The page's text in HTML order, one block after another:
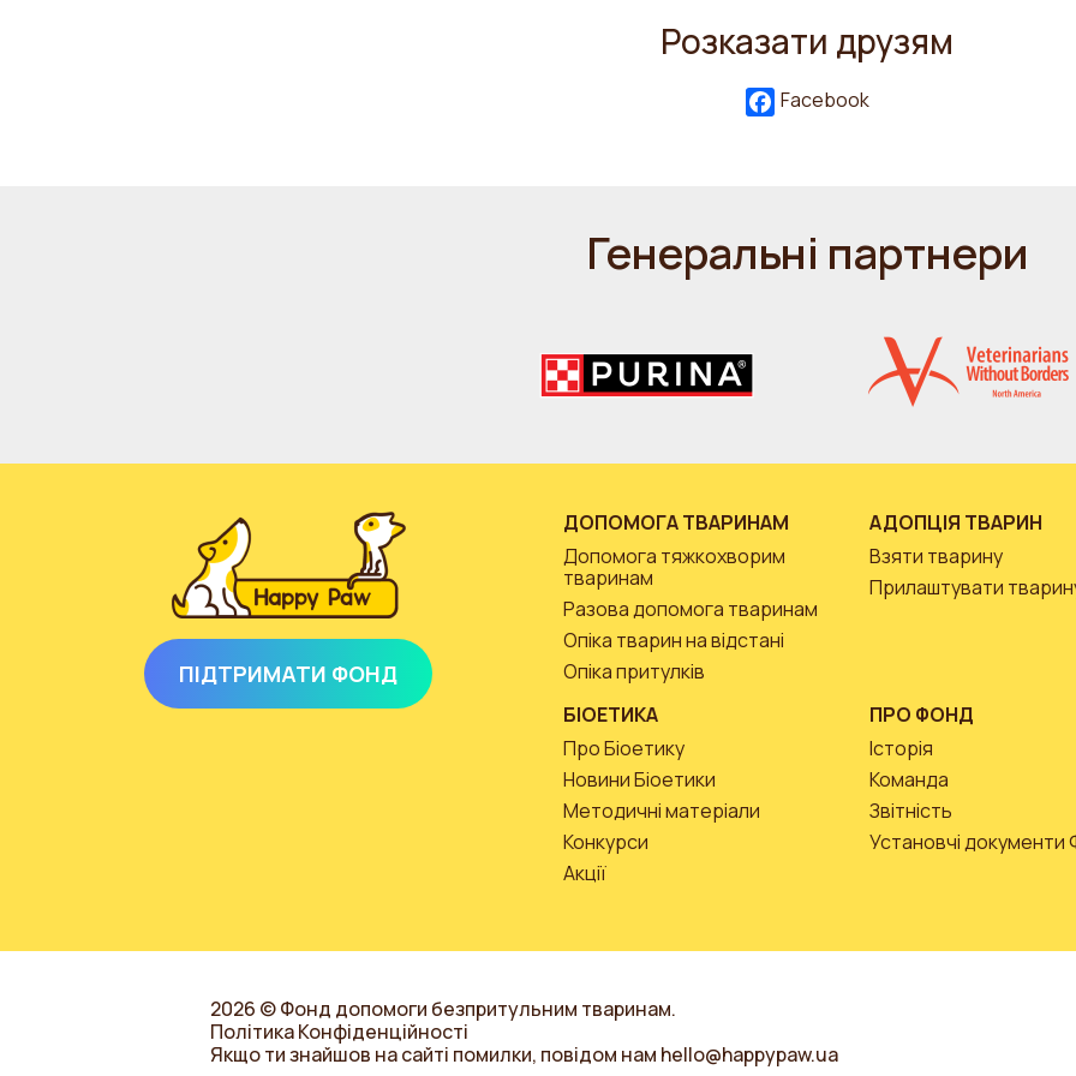
Розказати друзям
Facebook
Генеральні партнери
ПІДТРИМАТИ ФОНД
ДОПОМОГА ТВАРИНАМ
Допомога тяжкохворим
тваринам
Разова допомога тваринам
Опіка тварин на відстані
Опіка притулків
АДОПЦІЯ ТВАРИН
Взяти тварину
Прилаштувати
БІОЕТИКА
Про Біоетику
Новини Біоетики
Методичні матеріали
Конкурси
Акції
ПРО ФОНД
Історія
Команда
Звітність
Установчі документи
2026 © Фонд допомоги безпритульним тваринам.
Політика Конфіденційності
Якщо ти знайшов на сайті помилки, повідом нам hello@happypaw.ua